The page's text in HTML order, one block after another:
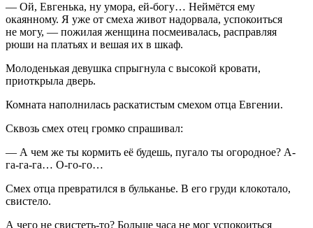
— Ой, Евгенька, ну умора, ей-богу… Неймётся ему
окаянному. Я уже от смеха живот надорвала, успокоиться
не могу, — пожилая женщина посмеивалась, расправляя
рюши на платьях и вешая их в шкаф.
Молоденькая девушка спрыгнула с высокой кровати,
приоткрыла дверь.
Комната наполнилась раскатистым смехом отца Евгении.
Сквозь смех отец громко спрашивал:
— А чем же ты кормить её будешь, пугало ты огородное? А-
га-га-га… О-го-го…
Смех отца превратился в бульканье. В его груди клокотало,
свистело.
А чего не свистеть-то? Больше часа не мог успокоиться